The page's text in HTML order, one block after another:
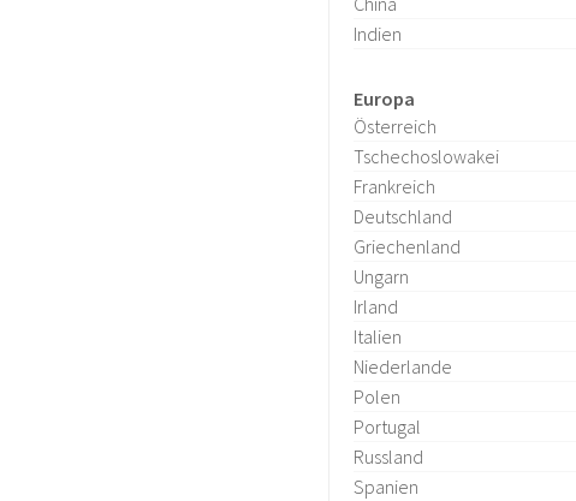
Indien
Europa
Österreich
Tschechoslowakei
Frankreich
Deutschland
Griechenland
Ungarn
Irland
Italien
Niederlande
Polen
Portugal
Russland
Spanien